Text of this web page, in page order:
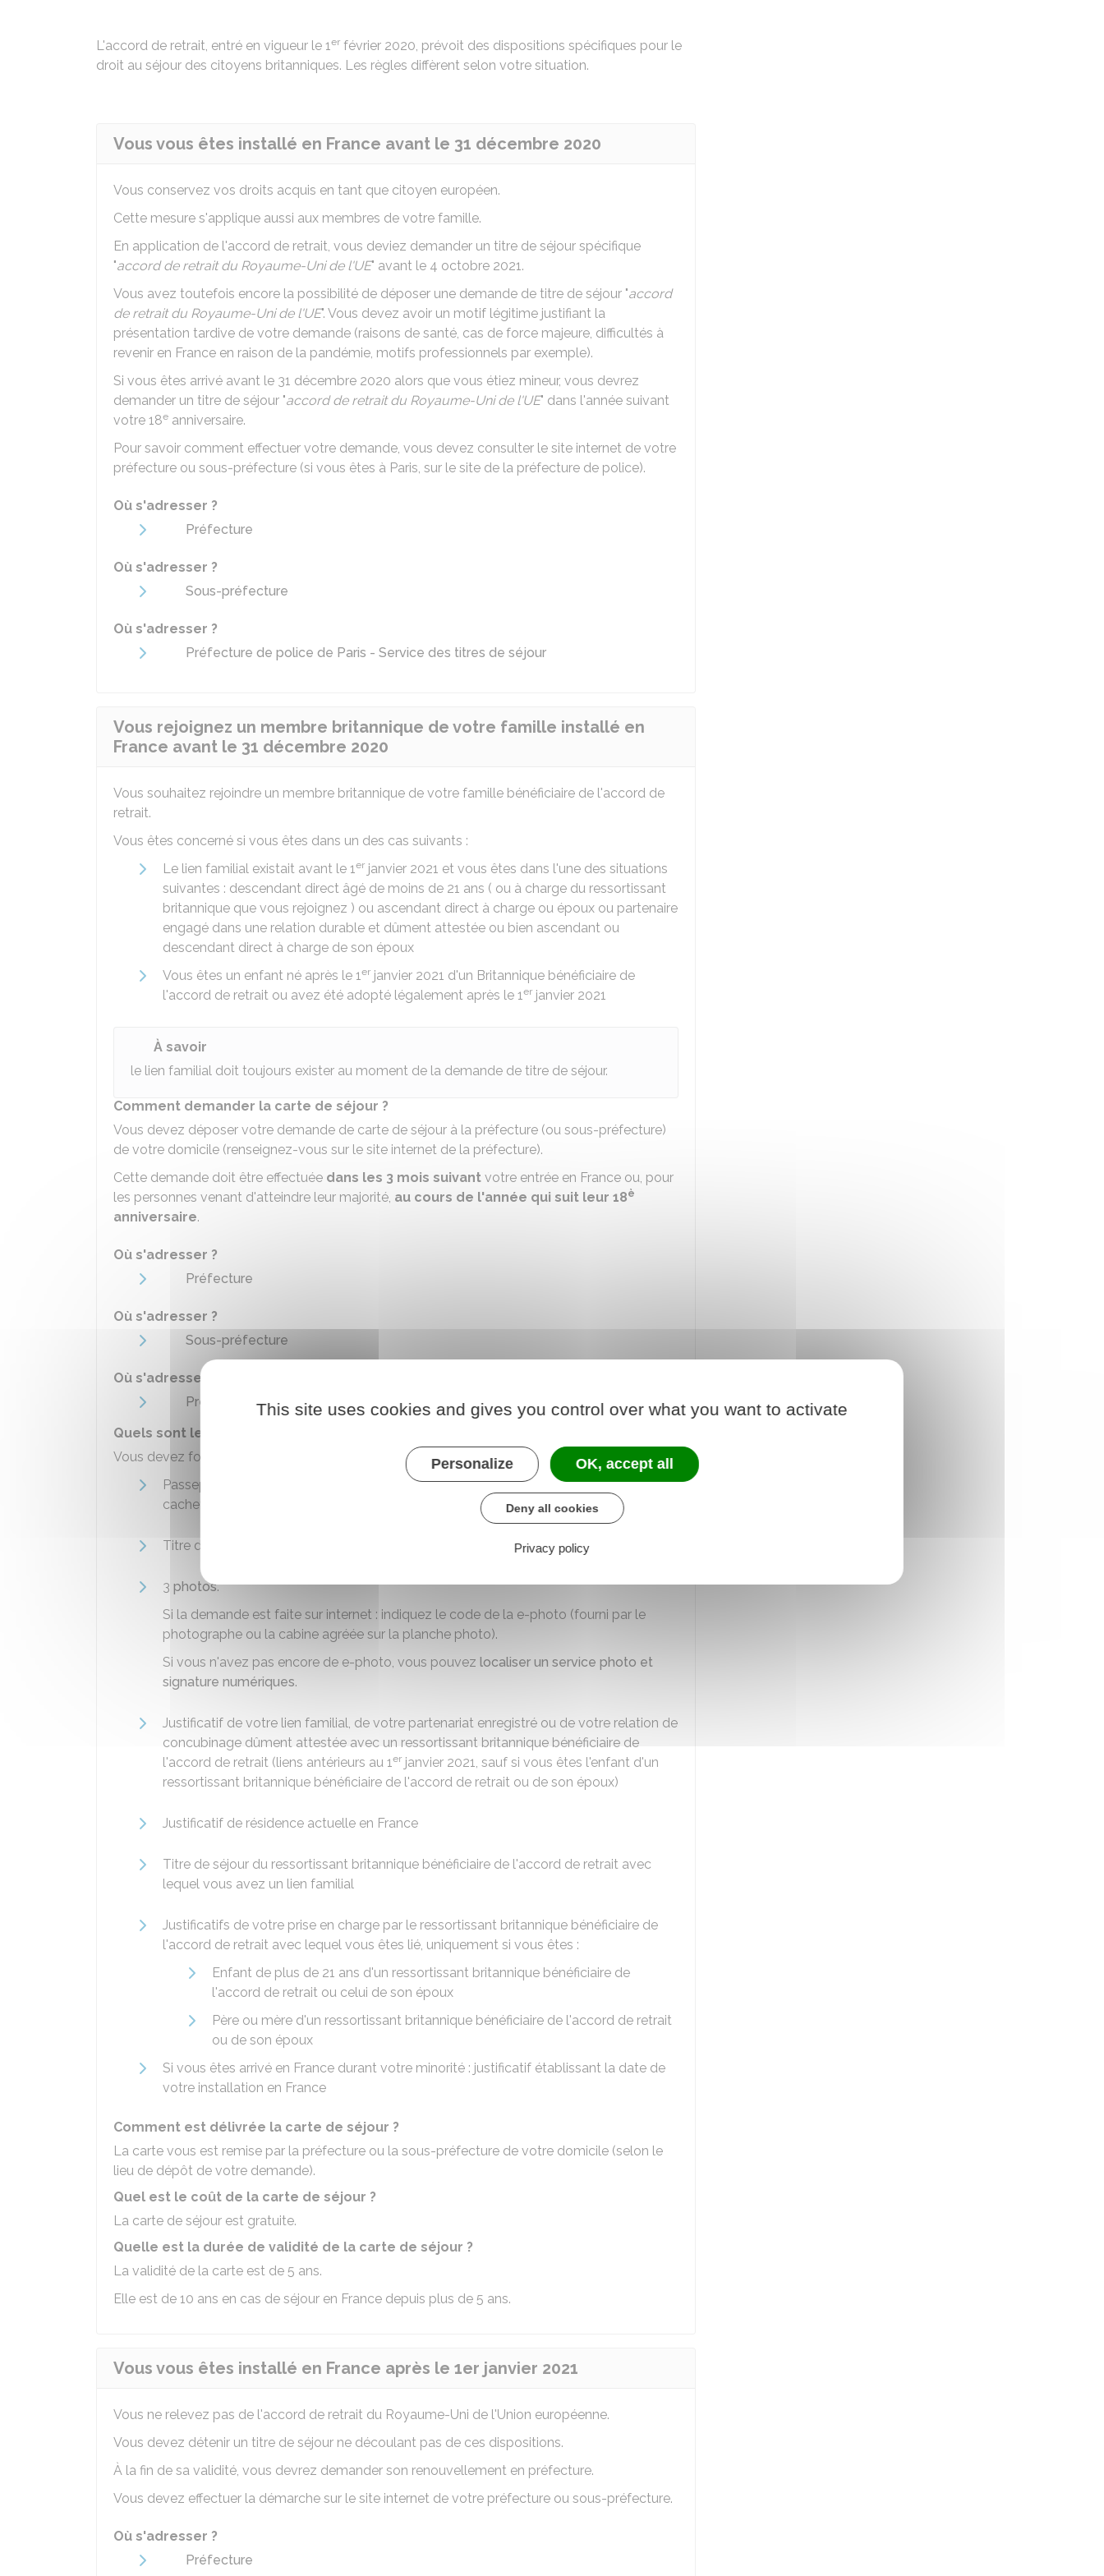
L'accord de retrait, entré en vigueur le 1er février 2020, prévoit des dispositions spécifiques pour le
droit au séjour des citoyens britanniques. Les règles diffèrent selon votre situation.
Vous vous êtes installé en France avant le 31 décembre 2020
Vous conservez vos droits acquis en tant que citoyen européen.
Cette mesure s'applique aussi aux membres de votre famille.
En application de l'accord de retrait, vous deviez demander un titre de séjour spécifique
"accord de retrait du Royaume-Uni de l'UE" avant le 4 octobre 2021.
Vous avez toutefois encore la possibilité de déposer une demande de titre de séjour "accord
de retrait du Royaume-Uni de l'UE". Vous devez avoir un motif légitime justifiant la
présentation tardive de votre demande (raisons de santé, cas de force majeure, difficultés à
revenir en France en raison de la pandémie, motifs professionnels par exemple).
Si vous êtes arrivé avant le 31 décembre 2020 alors que vous étiez mineur, vous devrez
demander un titre de séjour "accord de retrait du Royaume-Uni de l'UE" dans l'année suivant
votre 18e anniversaire.
Pour savoir comment effectuer votre demande, vous devez consulter le site internet de votre
préfecture ou sous-préfecture (si vous êtes à Paris, sur le site de la préfecture de police).
Où s'adresser ?
Préfecture
Où s'adresser ?
Sous-préfecture
Où s'adresser ?
Préfecture de police de Paris - Service des titres de séjour
Vous rejoignez un membre britannique de votre famille installé en
France avant le 31 décembre 2020
Vous souhaitez rejoindre un membre britannique de votre famille bénéficiaire de l'accord de
retrait.
Vous êtes concerné si vous êtes dans un des cas suivants :
Le lien familial existait avant le 1er janvier 2021 et vous êtes dans l'une des situations
suivantes : descendant direct âgé de moins de 21 ans ( ou à charge du ressortissant
britannique que vous rejoignez ) ou ascendant direct à charge ou époux ou partenaire
engagé dans une relation durable et dûment attestée ou bien ascendant ou
descendant direct à charge de son époux
Vous êtes un enfant né après le 1er janvier 2021 d'un Britannique bénéficiaire de
l'accord de retrait ou avez été adopté légalement après le 1er janvier 2021
À savoir
le lien familial doit toujours exister au moment de la demande de titre de séjour.
Comment demander la carte de séjour ?
Vous devez déposer votre demande de carte de séjour à la préfecture (ou sous-préfecture)
de votre domicile (renseignez-vous sur le site internet de la préfecture).
Cette demande doit être effectuée dans les 3 mois suivant votre entrée en France ou, pour
les personnes venant d'atteindre leur majorité, au cours de l'année qui suit leur 18è
anniversaire.
Où s'adresser ?
Préfecture
Où s'adresser ?
Sous-préfecture
Où s'adresser ?
Préfecture de police de Paris - Service des titres de séjour
Quels sont les documents à fournir ?
Vous devez fournir les documents suivants :
Passeport en cours de validité (pages concernant l'état civil, les dates de validité, les
cachets d'entrée et les visas)
Titre de séjour si vous en avez un (même s'il est périmé)
3 photos.
Si la demande est faite sur internet : indiquez le code de la e-photo (fourni par le
photographe ou la cabine agréée sur la planche photo).
Si vous n'avez pas encore de e-photo, vous pouvez localiser un service photo et
signature numériques.
Justificatif de votre lien familial, de votre partenariat enregistré ou de votre relation de
concubinage dûment attestée avec un ressortissant britannique bénéficiaire de
l'accord de retrait (liens antérieurs au 1er janvier 2021, sauf si vous êtes l'enfant d'un
ressortissant britannique bénéficiaire de l'accord de retrait ou de son époux)
Justificatif de résidence actuelle en France
Titre de séjour du ressortissant britannique bénéficiaire de l'accord de retrait avec
lequel vous avez un lien familial
Justificatifs de votre prise en charge par le ressortissant britannique bénéficiaire de
l'accord de retrait avec lequel vous êtes lié, uniquement si vous êtes :
Enfant de plus de 21 ans d'un ressortissant britannique bénéficiaire de
l'accord de retrait ou celui de son époux
Père ou mère d'un ressortissant britannique bénéficiaire de l'accord de retrait
ou de son époux
Si vous êtes arrivé en France durant votre minorité : justificatif établissant la date de
votre installation en France
Comment est délivrée la carte de séjour ?
La carte vous est remise par la préfecture ou la sous-préfecture de votre domicile (selon le
lieu de dépôt de votre demande).
Quel est le coût de la carte de séjour ?
La carte de séjour est gratuite.
Quelle est la durée de validité de la carte de séjour ?
La validité de la carte est de 5 ans.
Elle est de 10 ans en cas de séjour en France depuis plus de 5 ans.
Vous vous êtes installé en France après le 1er janvier 2021
Vous ne relevez pas de l'accord de retrait du Royaume-Uni de l'Union européenne.
Vous devez détenir un titre de séjour ne découlant pas de ces dispositions.
À la fin de sa validité, vous devrez demander son renouvellement en préfecture.
Vous devez effectuer la démarche sur le site internet de votre préfecture ou sous-préfecture.
Où s'adresser ?
Préfecture
This site uses cookies and gives you control over what you want to activate
Personalize OK, accept all
Deny all cookies
Privacy policy